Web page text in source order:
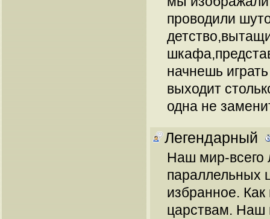
проводили
начнешь
выходит
одна не
Легендарный
Наш мир-всего
параллельных
избранное. Как
царствам. Наш